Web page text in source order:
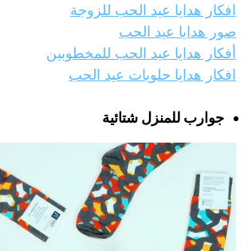
افكار هدايا عيد الحب للزوجة
صور هدايا عيد الحب
أفكار هدايا عيد الحب للمخطوبين
افكار هدايا حلويات عيد الحب
جوارب للمنزل شتائية